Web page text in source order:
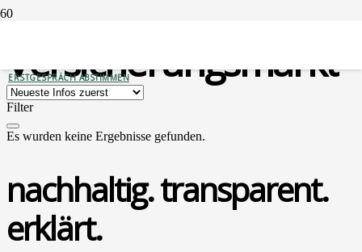
ERSTGESPRÄCH ABSTIMMEN
Versicherungsmarkt
Filter
Es wurden keine Ergebnisse gefunden.
nachhaltig. transparent.
erklärt.